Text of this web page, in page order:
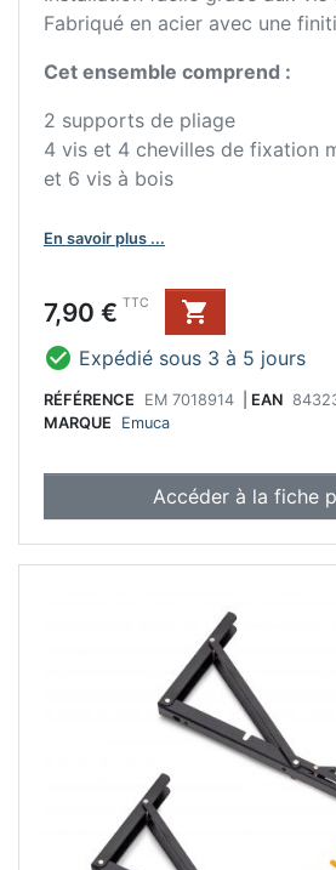
Fabriqué en acier avec une
Cet ensemble comprend :
2 supports de pliage
4 vis et 4 chevilles de fixation
et 6 vis à bois
En savoir plus ...
Prix
7,90 € TTC

 Expédié sous 3 à 5 jours
RÉFÉRENCE EM 7018914 EAN
MARQUE
Emuca
Accéder à la fiche